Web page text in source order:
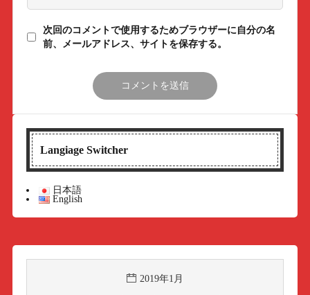
次回のコメントで使用するためブラウザーに自分の名
前、メールアドレス、サイトを保存する。
Langiage Switcher
日本語
English
2019年1月